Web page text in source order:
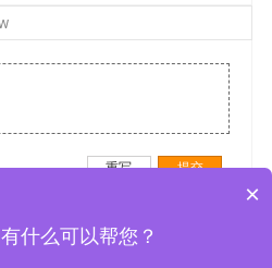
重写 提交
×
什么可以帮您？